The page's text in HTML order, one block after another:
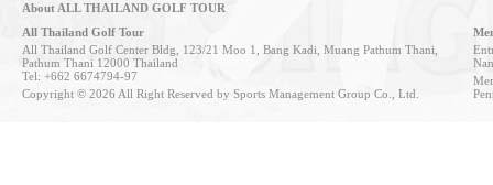
About ALL THAILAND GOLF TOUR
All Thailand Golf Tour
All Thailand Golf Center Bldg, 123/21 Moo 1, Bang Kadi, Muang Pathum Thani,
Pathum Thani 12000 Thailand
Tel: +662 6674794-97
Copyright © 2026 All Right Reserved by Sports Management Group Co., Ltd.